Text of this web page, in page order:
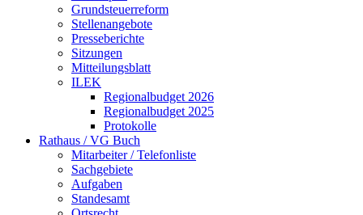
Grundsteuerreform
Stellenangebote
Presseberichte
Sitzungen
Mitteilungsblatt
ILEK
Regionalbudget 2026
Regionalbudget 2025
Protokolle
Rathaus / VG Buch
Mitarbeiter / Telefonliste
Sachgebiete
Aufgaben
Standesamt